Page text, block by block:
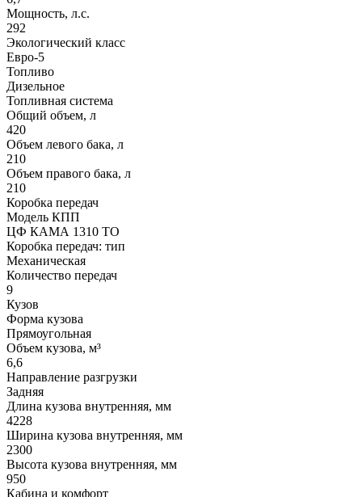
Мощность, л.с.
292
Экологический класс
Евро-5
Топливо
Дизельное
Топливная система
Общий объем, л
420
Объем левого бака, л
210
Объем правого бака, л
210
Коробка передач
Модель КПП
ЦФ КАМА 1310 TO
Коробка передач: тип
Механическая
Количество передач
9
Кузов
Форма кузова
Прямоугольная
Объем кузова, м³
6,6
Направление разгрузки
Задняя
Длина кузова внутренняя, мм
4228
Ширина кузова внутренняя, мм
2300
Высота кузова внутренняя, мм
950
Кабина и комфорт